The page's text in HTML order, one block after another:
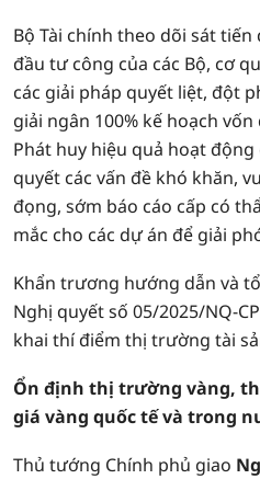
Bộ Tài chính theo dõi sát
đầu tư công của các Bộ, cơ
các giải pháp quyết liệt, đột
giải ngân 100% kế hoạch
Phát huy hiệu quả hoạt động
quyết các vấn đề khó khăn,
đọng, sớm báo cáo cấp có
mắc cho các dự án để giải
Khẩn trương hướng dẫn và
Nghị quyết số 05/2025/NQ-
khai thí điểm thị trường tài
Ổn định thị trường vàng,
giá vàng quốc tế và trong
Thủ tướng Chính phủ giao